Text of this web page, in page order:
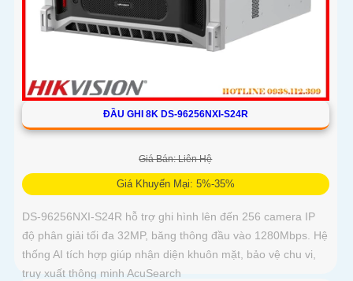
ĐẦU GHI 8K DS-96256NXI-S24R
Giá Bán: Liên Hệ
Giá Khuyến Mại: 5%-35%
DS-96256NXI-S24R hỗ trợ ghi hình lên đến 256 camera IP
độ phân giải tối đa 32MP, băng thông đầu vào 1280Mbps. Hệ
thống AI tích hợp giúp nhận diện khuôn mặt, bảo vệ chu vi,
truy xuất thông minh AcuSearch